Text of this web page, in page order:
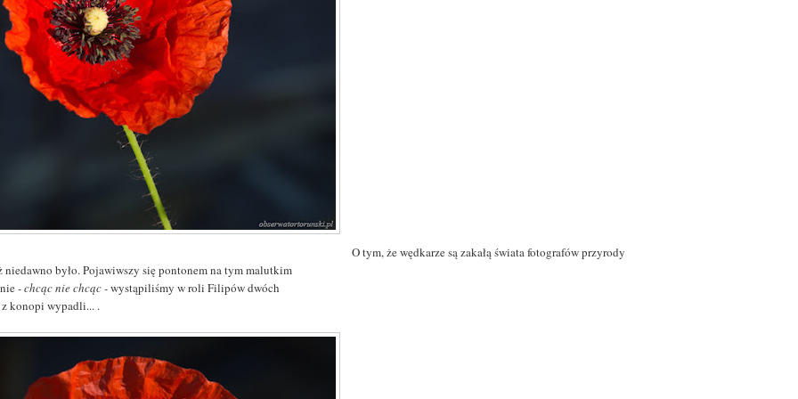
O tym, że wędkarze są zakałą świata fotografów przyrody
niedawno było. Pojawiwszy się pontonem na tym malutkim
- chcąc nie chcąc -wystąpiliśmy w roli Filipów dwóch
konopi wypadli... .